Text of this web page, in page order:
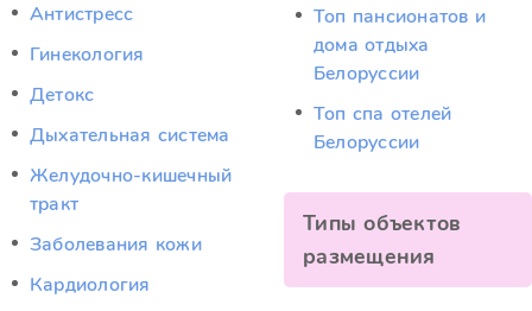
Антистресс
Гинекология
Детокс
Дыхательная система
Желудочно-кишечный
тракт
Заболевания кожи
Кардиология
Топ пансионатов и
дома отдыха
Белоруссии
Топ спа отелей
Белоруссии
Типы объектов
размещения